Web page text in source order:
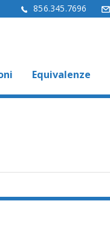
856.345.7696
Equivalenze